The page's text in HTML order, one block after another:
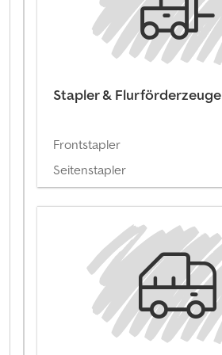
Stapler & Flurförderzeuge
Frontstapler
Seitenstapler